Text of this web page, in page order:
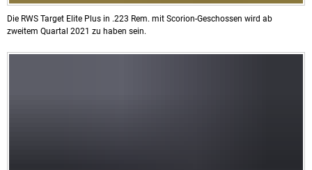
Die RWS Target Elite Plus in .223 Rem. mit Scorion-Geschossen wird ab
zweitem Quartal 2021 zu haben sein.